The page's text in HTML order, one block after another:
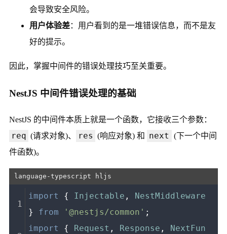
会导致安全风险。
用户体验差：用户看到的是一堆错误信息，而不是友
好的提示。
因此，掌握中间件的错误处理技巧至关重要。
NestJS 中间件错误处理的基础
NestJS 的中间件本质上就是一个函数，它接收三个参数：
req (请求对象)、 res (响应对象) 和 next
(下一个中间
件函数)。
import { Injectable , NestMiddleware
} from '@nestjs/common' ;
import
{ Request , Response , NextFun